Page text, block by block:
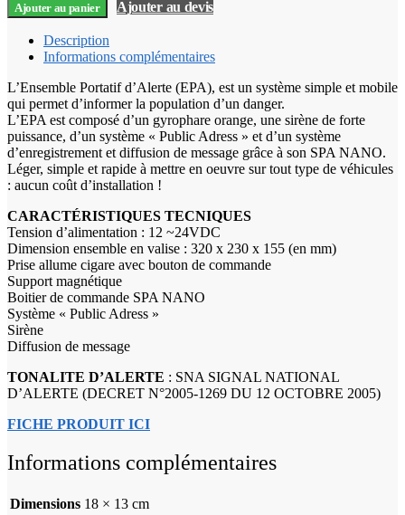
Ajouter au panier Ajouter au devis
Description
Informations complémentaires
L’Ensemble Portatif d’Alerte (EPA), est un système simple et mobile
qui permet d’informer la population d’un danger.
L’EPA est composé d’un gyrophare orange, une sirène de forte
puissance, d’un système « Public Adress » et d’un système
d’enregistrement et diffusion de message grâce à son SPA NANO.
Léger, simple et rapide à mettre en oeuvre sur tout type de véhicules
: aucun coût d’installation !
CARACTÉRISTIQUES TECNIQUES
Tension d’alimentation : 12 ~24VDC
Dimension ensemble en valise : 320 x 230 x 155 (en mm)
Prise allume cigare avec bouton de commande
Support magnétique
Boitier de commande SPA NANO
Système « Public Adress »
Sirène
Diffusion de message
TONALITE D’ALERTE : SNA SIGNAL NATIONAL
D’ALERTE (DECRET N°2005-1269 DU 12 OCTOBRE 2005)
FICHE PRODUIT ICI
Informations complémentaires
Dimensions 18 × 13 cm